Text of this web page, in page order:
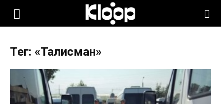
KLOOP.KG
Новости
Тег: «Талисман»